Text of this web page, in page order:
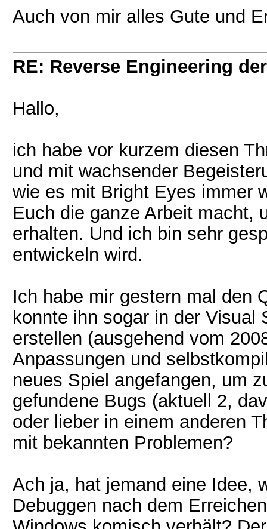
Auch von mir alles Gute und
RE: Reverse Engineering
Hallo,
ich habe vor kurzem diesen
und mit wachsender
wie es mit Bright Eyes immer
Euch die ganze Arbeit macht,
erhalten. Und ich bin sehr
entwickeln wird.
Ich habe mir gestern mal den
konnte ihn sogar in der Visual
erstellen (ausgehend vom
Anpassungen und
neues Spiel angefangen, um
gefundene Bugs (aktuell 2,
oder lieber in einem anderen
mit bekannten Problemen?
Ach ja, hat jemand eine Idee,
Debuggen nach dem